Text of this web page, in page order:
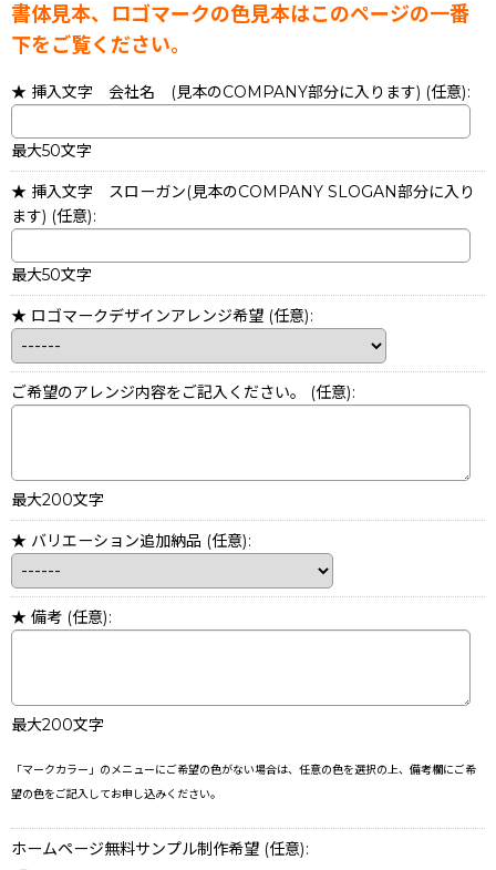
書体見本、ロゴマークの色見本はこのページの一番
下をご覧ください。
★ 挿入文字 会社名 (見本のCOMPANY部分に入ります) (任意):
最大50文字
★ 挿入文字 スローガン(見本のCOMPANY SLOGAN部分に入り
ます) (任意):
最大50文字
★ ロゴマークデザインアレンジ希望 (任意):
ご希望のアレンジ内容をご記入ください。 (任意):
最大200文字
★ バリエーション追加納品 (任意):
★ 備考 (任意):
最大200文字
「マークカラー」のメニューにご希望の色がない場合は、任意の色を選択の上、備考欄にご希
望の色をご記入してお申し込みください。
ホームページ無料サンプル制作希望 (任意):